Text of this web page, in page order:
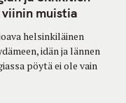
muistia
helsinkiläinen
idän ja lännen
pöytä ei ole vain